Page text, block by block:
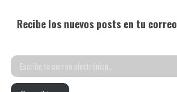
Recibe los nuevos posts en tu correo
Escribe
tu